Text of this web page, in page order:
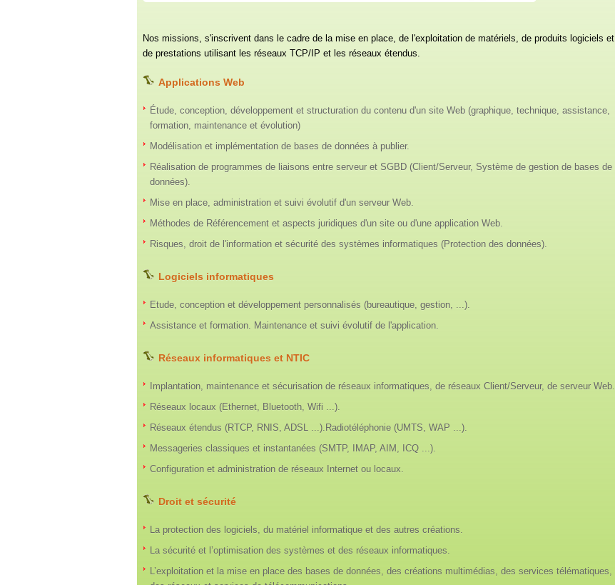
Nos missions, s'inscrivent dans le cadre de la mise en place, de l'exploitation de matériels, de produits logiciels et
de prestations utilisant les réseaux TCP/IP et les réseaux étendus.
Applications Web
Étude, conception, développement et structuration du contenu d'un site Web (graphique, technique, assistance,
formation, maintenance et évolution)
Modélisation et implémentation de bases de données à publier.
Réalisation de programmes de liaisons entre serveur et SGBD (Client/Serveur, Système de gestion de bases de
données).
Mise en place, administration et suivi évolutif d'un serveur Web.
Méthodes de Référencement et aspects juridiques d'un site ou d'une application Web.
Risques, droit de l'information et sécurité des systèmes informatiques (Protection des données).
Logiciels informatiques
Etude, conception et développement personnalisés (bureautique, gestion, ...).
Assistance et formation. Maintenance et suivi évolutif de l'application.
Réseaux informatiques et NTIC
Implantation, maintenance et sécurisation de réseaux informatiques, de réseaux Client/Serveur, de serveur Web.
Réseaux locaux (Ethernet, Bluetooth, Wifi ...).
Réseaux étendus (RTCP, RNIS, ADSL ...).Radiotéléphonie (UMTS, WAP ...).
Messageries classiques et instantanées (SMTP, IMAP, AIM, ICQ ...).
Configuration et administration de réseaux Internet ou locaux.
Droit et sécurité
La protection des logiciels, du matériel informatique et des autres créations.
La sécurité et l’optimisation des systèmes et des réseaux informatiques.
L’exploitation et la mise en place des bases de données, des créations multimédias, des services télématiques,